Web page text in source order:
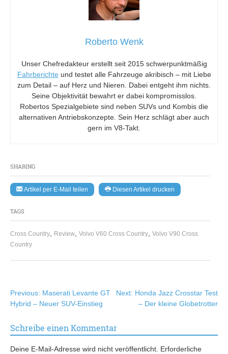
SHARING
Artikel per E-Mail teilen Diesen Artikel drucken
TAGS
Cross Country Review Volvo V60 Cross Country Volvo V90 Cross
Country
Roberto Wenk
Unser Chefredakteur erstellt seit 2015 schwerpunktmäßig
Fahrberichte und testet alle Fahrzeuge akribisch – mit Liebe
zum Detail – auf Herz und Nieren. Dabei entgeht ihm nichts.
Seine Objektivität bewahrt er dabei kompromisslos.
Robertos Spezialgebiete sind neben SUVs und Kombis die
alternativen Antriebskonzepte. Sein Herz schlägt aber auch
gern im V8-Takt.
Beitragsnavigation
Previous: Maserati Levante GT
Hybrid – Neuer SUV-Einstieg
Next: Honda Jazz Crosstar Test
– Der kleine Globetrotter
Schreibe einen Kommentar
Deine E-Mail-Adresse wird nicht veröffentlicht. Erforderliche